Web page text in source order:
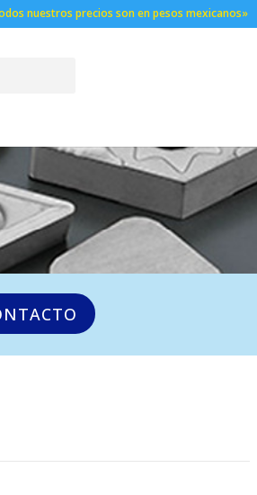
nuestros precios son en pesos mexicanos»